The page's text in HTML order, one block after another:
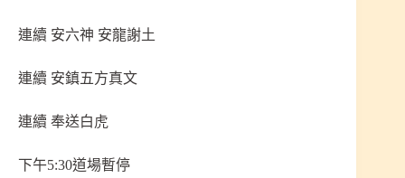
連續 安六神 安龍謝土
連續 安鎮五方真文
連續 奉送白虎
下午5:30道場暫停